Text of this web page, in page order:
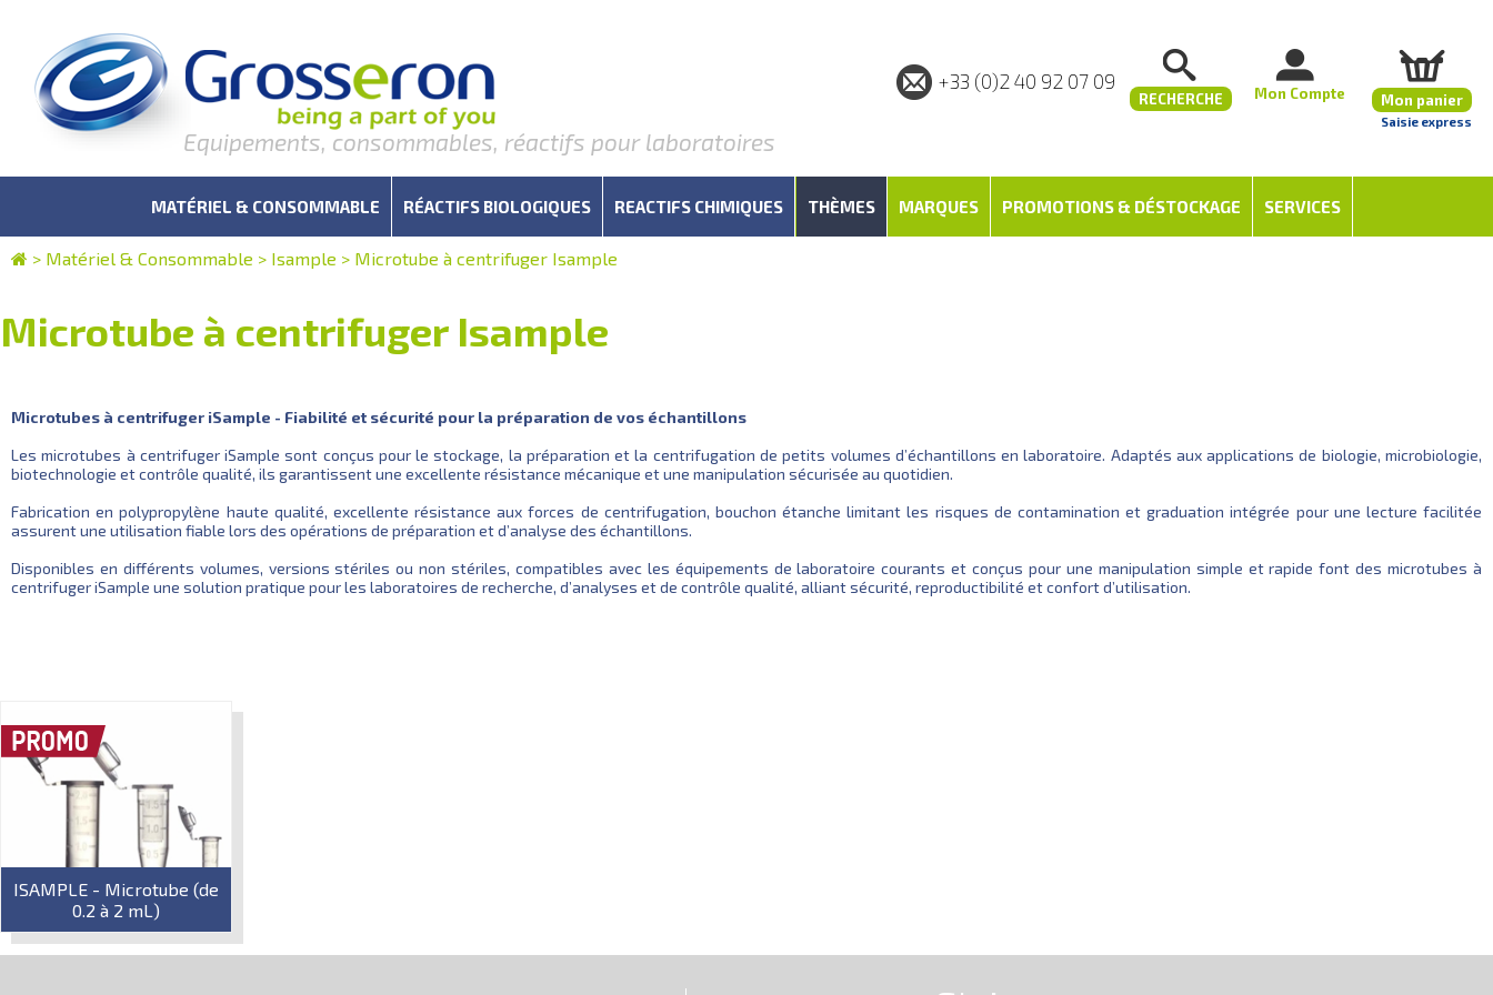
Equipements, consommables, réactifs pour laboratoires
+33 (0)2 40 92 07 09
RECHERCHE Mon Compte Mon panier
Saisie express
MATÉRIEL & CONSOMMABLE RÉACTIFS BIOLOGIQUES REACTIFS CHIMIQUES THÈMES MARQUES PROMOTIONS & DÉSTOCKAGE SERVICES
> Matériel & Consommable > Isample > Microtube à centrifuger Isample
Microtube à centrifuger Isample
Microtubes à centrifuger iSample - Fiabilité et sécurité pour la préparation de vos échantillons
Les microtubes à centrifuger iSample sont conçus pour le stockage, la préparation et la centrifugation de petits volumes d’échantillons en laboratoire. Adaptés aux applications de biologie, microbiologie,
biotechnologie et contrôle qualité, ils garantissent une excellente résistance mécanique et une manipulation sécurisée au quotidien.
Fabrication en polypropylène haute qualité, excellente résistance aux forces de centrifugation, bouchon étanche limitant les risques de contamination et graduation intégrée pour une lecture facilitée
assurent une utilisation fiable lors des opérations de préparation et d’analyse des échantillons.
Disponibles en différents volumes, versions stériles ou non stériles, compatibles avec les équipements de laboratoire courants et conçus pour une manipulation simple et rapide font des microtubes à
centrifuger iSample une solution pratique pour les laboratoires de recherche, d’analyses et de contrôle qualité, alliant sécurité, reproductibilité et confort d’utilisation.
ISAMPLE - Microtube (de
0.2 à 2 mL)